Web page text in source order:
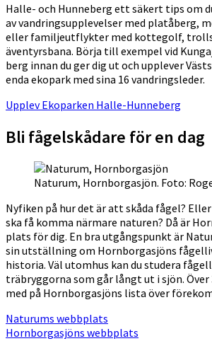
Halle- och Hunneberg ett säkert tips om
av vandringsupplevelser med platåberg,
eller familjeutflykter med kottegolf,
äventyrsbana. Börja till exempel vid
berg innan du ger dig ut och upplever
enda ekopark med sina 16 vandringsleder.
Upplev Ekoparken Halle-Hunneberg
Bli fågelskådare för en dag
Naturum, Hornborgasjön. Foto:
Nyfiken på hur det är att skåda fågel?
ska få komma närmare naturen? Då är
plats för dig. En bra utgångspunkt är
sin utställning om Hornborgasjöns
historia. Väl utomhus kan du studera
träbryggorna som går långt ut i sjön.
med på Hornborgasjöns lista över
Naturums webbplats
Hornborgasjöns webbplats